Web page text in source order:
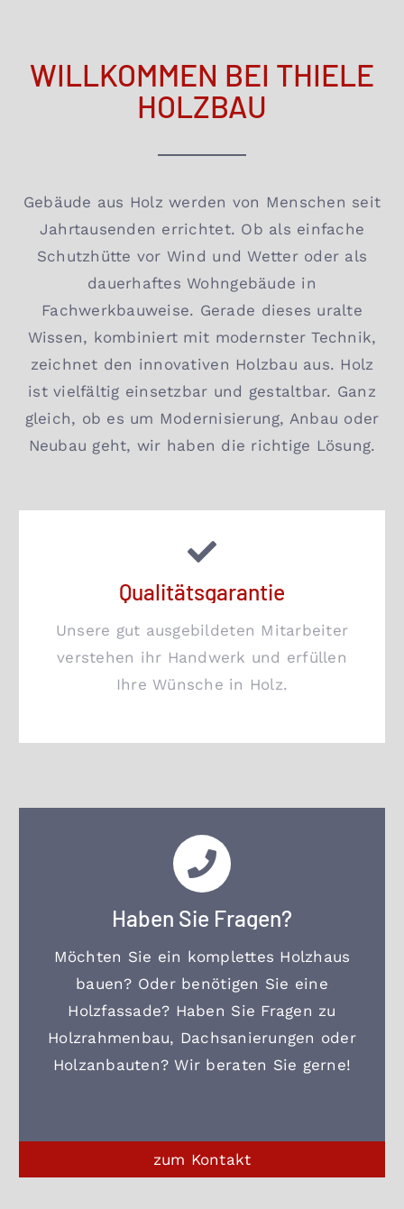
WILLKOMMEN BEI THIELE
HOLZBAU
Gebäude aus Holz werden von Menschen seit
Jahrtausenden errichtet. Ob als einfache
Schutzhütte vor Wind und Wetter oder als
dauerhaftes Wohngebäude in
Fachwerkbauweise. Gerade dieses uralte
Wissen, kombiniert mit modernster Technik,
zeichnet den innovativen Holzbau aus. Holz
ist vielfältig einsetzbar und gestaltbar. Ganz
gleich, ob es um Modernisierung, Anbau oder
Neubau geht, wir haben die richtige Lösung.
Qualitätsgarantie
Unsere gut ausgebildeten Mitarbeiter
verstehen ihr Handwerk und erfüllen
Ihre Wünsche in Holz.
Haben Sie Fragen?
Möchten Sie ein komplettes Holzhaus
bauen? Oder benötigen Sie eine
Holzfassade? Haben Sie Fragen zu
Holzrahmenbau, Dachsanierungen oder
Holzanbauten? Wir beraten Sie gerne!
zum Kontakt